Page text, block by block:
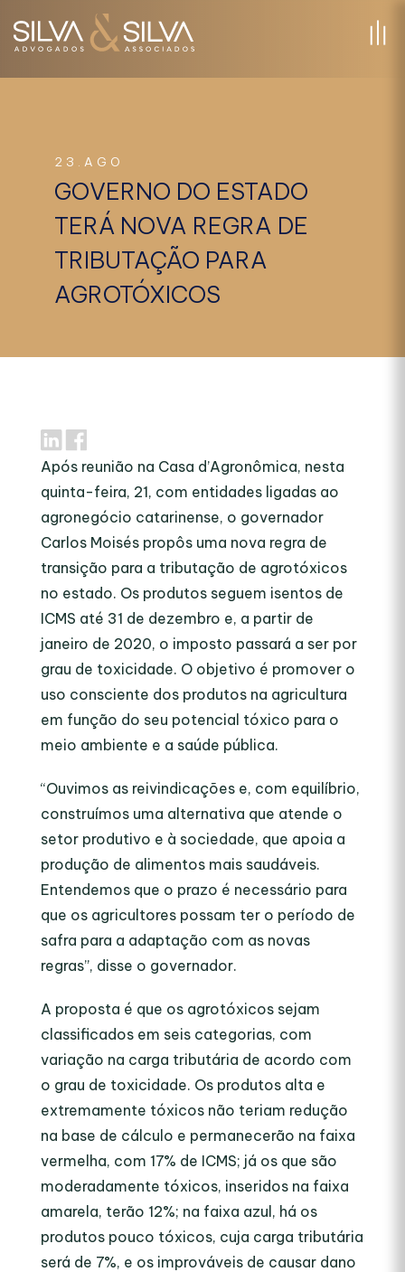
23.AGO
GOVERNO DO ESTADO
TERÁ NOVA REGRA DE
TRIBUTAÇÃO PARA
AGROTÓXICOS
Após reunião na Casa d’Agronômica, nesta
quinta-feira, 21, com entidades ligadas ao
agronegócio catarinense, o governador
Carlos Moisés propôs uma nova regra de
transição para a tributação de agrotóxicos
no estado. Os produtos seguem isentos de
ICMS até 31 de dezembro e, a partir de
janeiro de 2020, o imposto passará a ser por
grau de toxicidade. O objetivo é promover o
uso consciente dos produtos na agricultura
em função do seu potencial tóxico para o
meio ambiente e a saúde pública.
“Ouvimos as reivindicações e, com equilíbrio,
construímos uma alternativa que atende o
setor produtivo e à sociedade, que apoia a
produção de alimentos mais saudáveis.
Entendemos que o prazo é necessário para
que os agricultores possam ter o período de
safra para a adaptação com as novas
regras”, disse o governador.
A proposta é que os agrotóxicos sejam
classificados em seis categorias, com
variação na carga tributária de acordo com
o grau de toxicidade. Os produtos alta e
extremamente tóxicos não teriam redução
na base de cálculo e permanecerão na faixa
vermelha, com 17% de ICMS; já os que são
moderadamente tóxicos, inseridos na faixa
amarela, terão 12%; na faixa azul, há os
produtos pouco tóxicos, cuja carga tributária
será de 7%, e os improváveis de causar dano